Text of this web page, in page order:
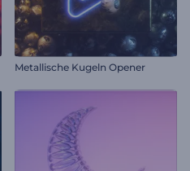
Metallische Kugeln Opener